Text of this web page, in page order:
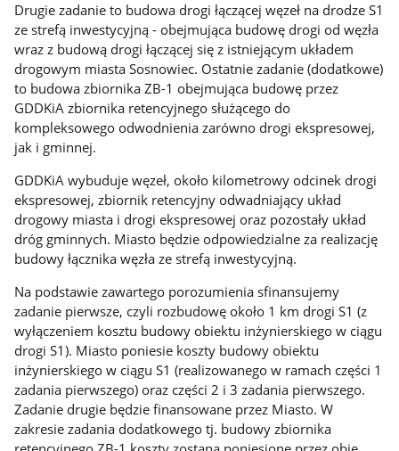
Drugie zadanie to budowa drogi łączącej węzeł na drodze S1
ze strefą inwestycyjną - obejmująca budowę drogi od węzła
wraz z budową drogi łączącej się z istniejącym układem
drogowym miasta Sosnowiec. Ostatnie zadanie (dodatkowe)
to budowa zbiornika ZB-1 obejmująca budowę przez
GDDKiA zbiornika retencyjnego służącego do
kompleksowego odwodnienia zarówno drogi ekspresowej,
jak i gminnej.
GDDKiA wybuduje węzeł, około kilometrowy odcinek drogi
ekspresowej, zbiornik retencyjny odwadniający układ
drogowy miasta i drogi ekspresowej oraz pozostały układ
dróg gminnych. Miasto będzie odpowiedzialne za realizację
budowy łącznika węzła ze strefą inwestycyjną.
Na podstawie zawartego porozumienia sfinansujemy
zadanie pierwsze, czyli rozbudowę około 1 km drogi S1 (z
wyłączeniem kosztu budowy obiektu inżynierskiego w ciągu
drogi S1). Miasto poniesie koszty budowy obiektu
inżynierskiego w ciągu S1 (realizowanego w ramach części 1
zadania pierwszego) oraz części 2 i 3 zadania pierwszego.
Zadanie drugie będzie finansowane przez Miasto. W
zakresie zadania dodatkowego tj. budowy zbiornika